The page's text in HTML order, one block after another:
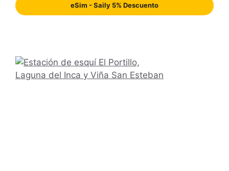
eSim - Saily 5% Descuento